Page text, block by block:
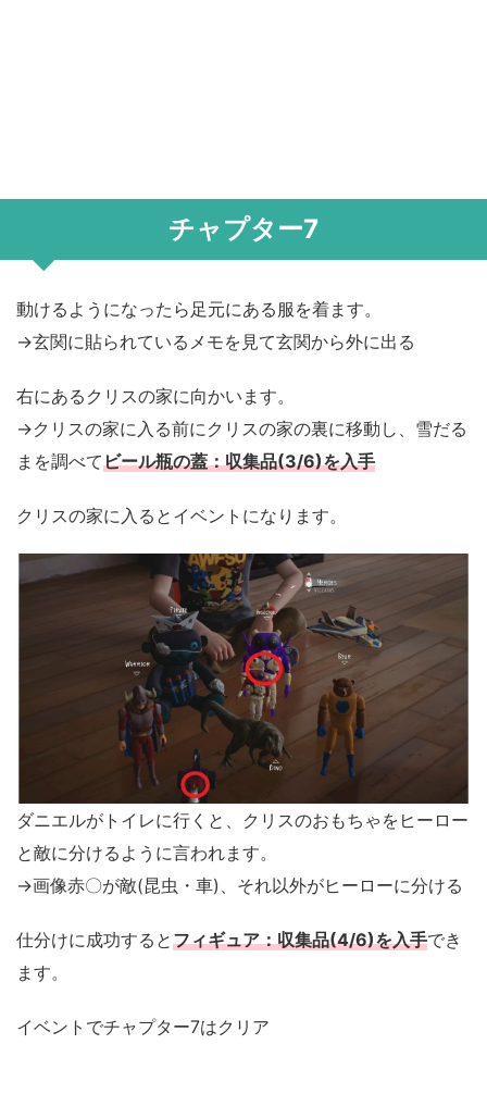
チャプター7
動けるようになったら足元にある服を着ます。
→玄関に貼られているメモを見て玄関から外に出る
右にあるクリスの家に向かいます。
→クリスの家に入る前にクリスの家の裏に移動し、雪だる
まを調べてビール瓶の蓋：収集品(3/6)を入手
クリスの家に入るとイベントになります。
ダニエルがトイレに行くと、クリスのおもちゃをヒーロー
と敵に分けるように言われます。
→画像赤〇が敵(昆虫・車)、それ以外がヒーローに分ける
仕分けに成功するとフィギュア：収集品(4/6)を入手でき
ます。
イベントでチャプター7はクリア